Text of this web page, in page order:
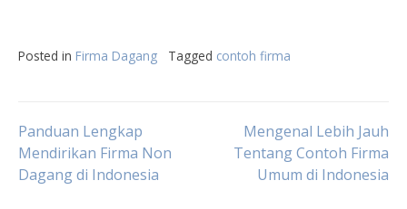
Posted in Firma Dagang Tagged contoh firma
Post
navigation
Panduan Lengkap
Mendirikan Firma Non
Dagang di Indonesia
Mengenal Lebih Jauh
Tentang Contoh Firma
Umum di Indonesia